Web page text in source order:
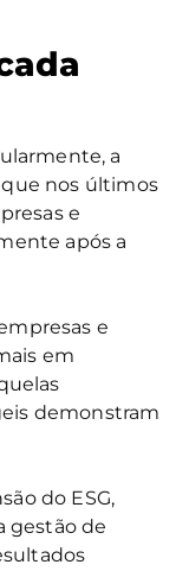
a
nos últimos
e
após a
e
em
demonstram
do ESG,
gestão de